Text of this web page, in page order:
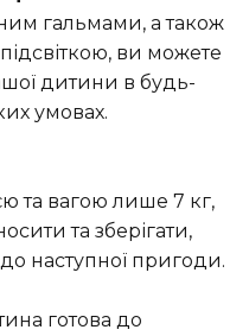
гальмами, а також
ви можете
дитини в будь-
умовах.
та вагою лише 7 кг,
та зберігати,
наступної пригоди.
готова до